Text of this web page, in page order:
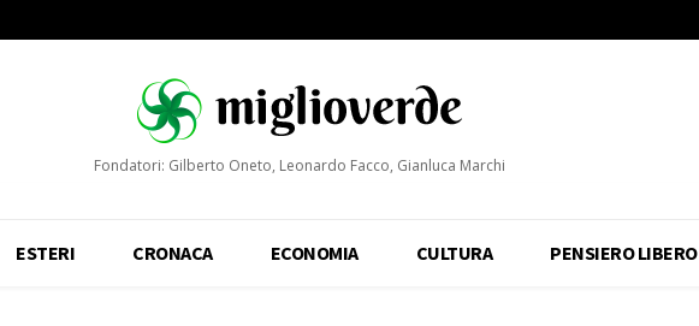
Fondatori: Gilberto Oneto, Leonardo Facco, Gianluca Marchi
ESTERI CRONACA ECONOMIA CULTURA PENSIERO LIBERO